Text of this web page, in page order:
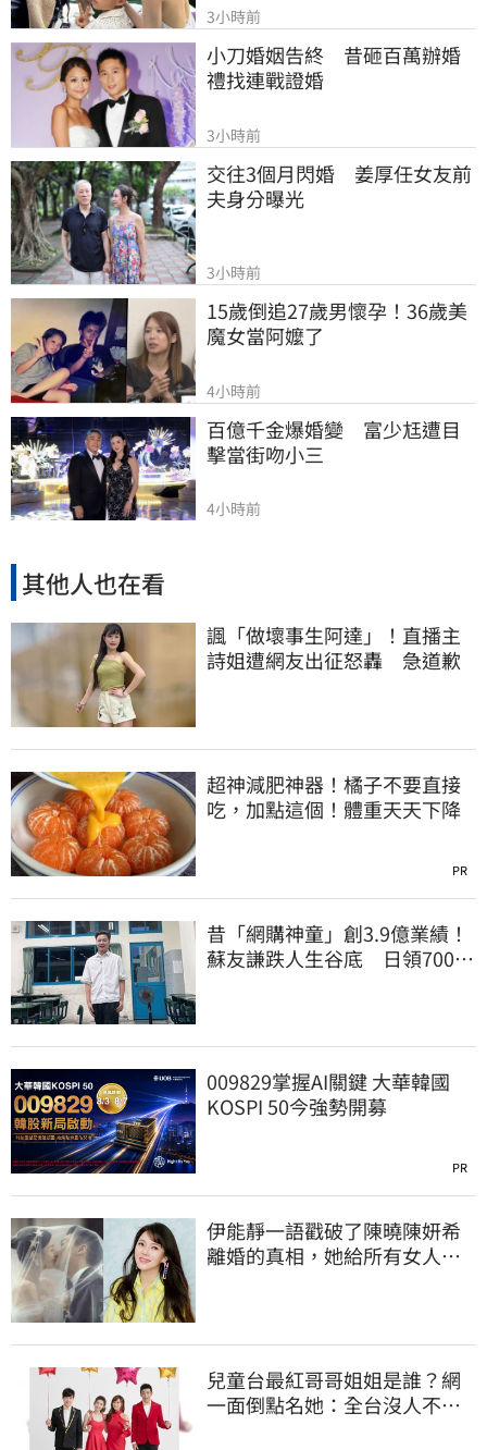
3小時前
小刀婚姻告終　昔砸百萬辦婚
禮找連戰證婚
3小時前
交往3個月閃婚　姜厚任女友前
夫身分曝光
3小時前
15歲倒追27歲男懷孕！36歲美
魔女當阿嬤了
4小時前
百億千金爆婚變　富少尪遭目
擊當街吻小三
4小時前
其他人也在看
諷「做壞事生阿達」！直播主
詩姐遭網友出征怒轟 急道歉
超神減肥神器！橘子不要直接
吃，加點這個！體重天天下降
PR
昔「網購神童」創3.9億業績！
蘇友謙跌人生谷底 日領700元
009829掌握AI關鍵 大華韓國
KOSPI 50今強勢開募
PR
伊能靜一語戳破了陳曉陳妍希
離婚的真相，她給所有女人
兒童台最紅哥哥姐姐是誰？網
一面倒點名她：全台沒人不認